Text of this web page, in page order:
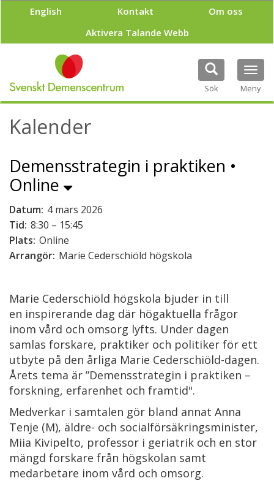
p
l
English Kontakt
Om oss
Aktivera Talande Webb
Sök Meny
Kalender
Demensstrategin i praktiken •
Online
Datum: 4 mars 2026
Tid: 8:30 – 15:45
Plats: Online
Arrangör: Marie Cederschiöld högskola
Marie Cederschiöld högskola bjuder in till
en inspirerande dag där högaktuella frågor
inom vård och omsorg lyfts. Under dagen
samlas forskare, praktiker och politiker för ett
utbyte på den årliga Marie Cederschiöld-dagen.
Årets tema är ”Demensstrategin i praktiken –
forskning, erfarenhet och framtid".
Medverkar i samtalen gör bland annat Anna
Tenje (M), äldre- och socialförsäkringsminister,
Miia Kivipelto, professor i geriatrik och en stor
mängd forskare från högskolan samt
medarbetare inom vård och omsorg.